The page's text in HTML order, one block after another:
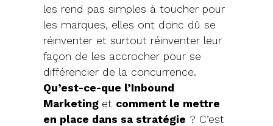
les rend pas simples à toucher pour
les marques, elles ont donc dû se
réinventer et surtout réinventer leur
façon de les accrocher pour se
différencier de la concurrence.
Qu’est-ce-que l’Inbound
Marketing et comment le mettre
en place dans sa stratégie ? C’est